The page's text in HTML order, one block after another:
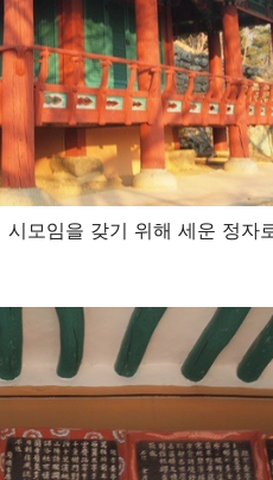
모임을 갖기 위해 세운 정자